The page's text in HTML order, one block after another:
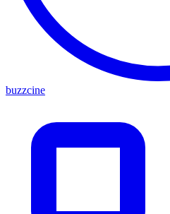
buzzcine